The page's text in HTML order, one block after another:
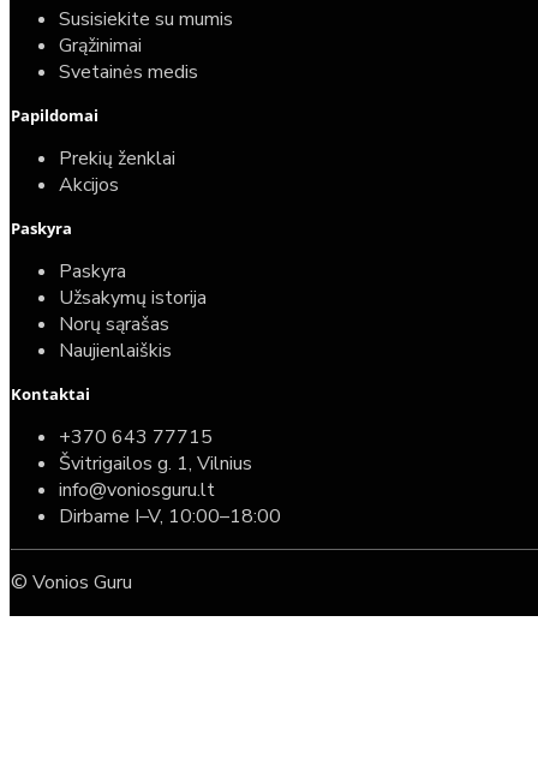
Susisiekite su mumis
Grąžinimai
Svetainės medis
Papildomai
Prekių ženklai
Akcijos
Paskyra
Paskyra
Užsakymų istorija
Norų sąrašas
Naujienlaiškis
Kontaktai
+370 643 77715
Švitrigailos g. 1, Vilnius
info@voniosguru.lt
Dirbame I–V, 10:00–18:00
© Vonios Guru